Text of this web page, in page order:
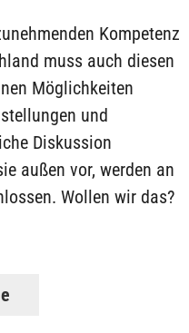
Kompetenz
muss auch diesen
Möglichkeiten
und
Diskussion
außen vor, werden an
Wollen wir das?